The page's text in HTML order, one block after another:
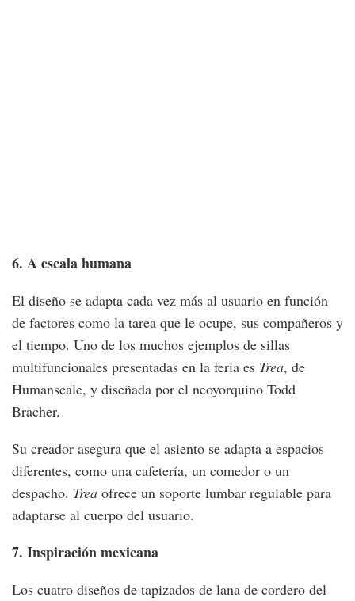
6. A escala humana
El diseño se adapta cada vez más al usuario en función
de factores como la tarea que le ocupe, sus compañeros y
el tiempo. Uno de los muchos ejemplos de sillas
multifuncionales presentadas en la feria es Trea, de
Humanscale, y diseñada por el neoyorquino Todd
Bracher.
Su creador asegura que el asiento se adapta a espacios
diferentes, como una cafetería, un comedor o un
despacho. Trea ofrece un soporte lumbar regulable para
adaptarse al cuerpo del usuario.
7. Inspiración mexicana
Los cuatro diseños de tapizados de lana de cordero del